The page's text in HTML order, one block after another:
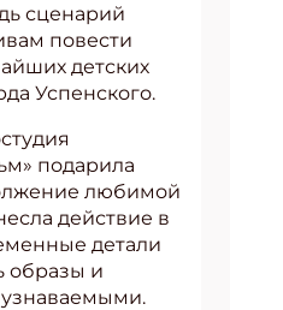
сценарий
повести
детских
Успенского.
подарила
любимой
действие в
детали
образы и